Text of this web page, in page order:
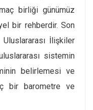
birliği günümüz
bir rehberdir. Son
Uluslararası İlişkiler
sistemin
belirlemesi ve
bir barometre ve